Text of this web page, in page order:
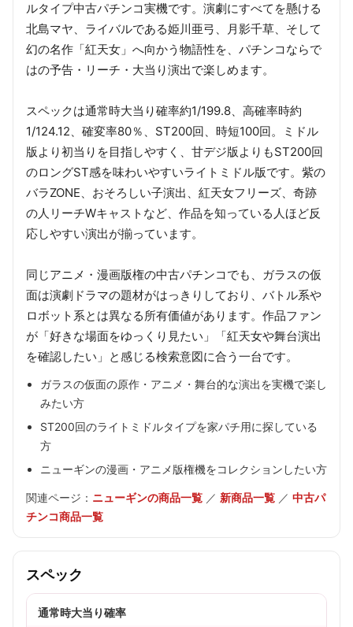
ルタイプ中古パチンコ実機です。演劇にすべてを懸ける
北島マヤ、ライバルである姫川亜弓、月影千草、そして
幻の名作「紅天女」へ向かう物語性を、パチンコならで
はの予告・リーチ・大当り演出で楽しめます。
スペックは通常時大当り確率約1/199.8、高確率時約
1/124.12、確変率80％、ST200回、時短100回。ミドル
版より初当りを目指しやすく、甘デジ版よりもST200回
のロングST感を味わいやすいライトミドル版です。紫の
バラZONE、おそろしい子演出、紅天女フリーズ、奇跡
の人リーチWキャストなど、作品を知っている人ほど反
応しやすい演出が揃っています。
同じアニメ・漫画版権の中古パチンコでも、ガラスの仮
面は演劇ドラマの題材がはっきりしており、バトル系や
ロボット系とは異なる所有価値があります。作品ファン
が「好きな場面をゆっくり見たい」「紅天女や舞台演出
を確認したい」と感じる検索意図に合う一台です。
ガラスの仮面の原作・アニメ・舞台的な演出を実機で楽し
みたい方
ST200回のライトミドルタイプを家パチ用に探している
方
ニューギンの漫画・アニメ版権機をコレクションしたい方
関連ページ： ニューギンの商品一覧 ／ 新商品一覧 ／ 中古パ
チンコ商品一覧
スペック
通常時大当り確率